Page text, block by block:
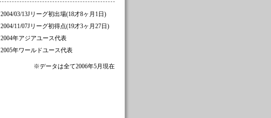
2004/03/13Jリーグ初出場(18才8ヶ月1日)
2004/11/07Jリーグ初得点(19才3ヶ月27日)
2004年アジアユース代表
2005年ワールドユース代表
※データは全て2006年5月現在